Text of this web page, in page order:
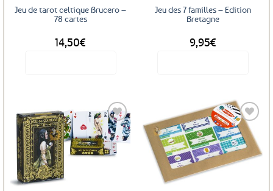
Jeu de tarot celtique Brucero –
78 cartes
14,50€
Jeu des 7 familles – Edition
Bretagne
9,95€
Ajouter
aux
Ajouter
aux
favoris